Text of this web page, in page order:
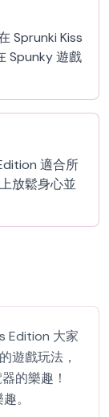
Sprunki Kiss
Spunky 遊戲
適合所
放鬆身心並
Edition 大家
遊戲玩法，
的樂趣！
。